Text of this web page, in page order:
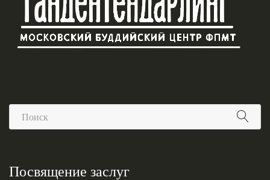
Посвящение заслуг